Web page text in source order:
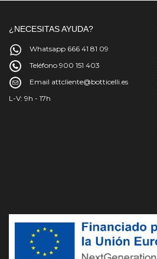
¿NECESITAS AYUDA?
Whatsapp 666 41 81 09
Teléfono 900 151 403
Email attcliente@botticelli.es
L-V: 9h - 17h